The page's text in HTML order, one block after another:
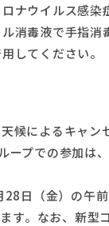
ナウイルス感染
消毒液で手指消
してください。
候によるキャン
ープでの参加は
日（金）の午
す。なお、新型